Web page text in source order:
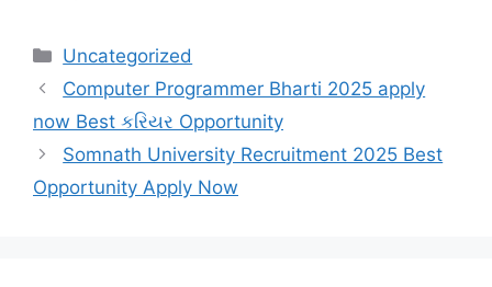
Categories
Uncategorized
Computer Programmer Bharti 2025 apply
now Best કરિયર Opportunity
Somnath University Recruitment 2025 Best
Opportunity Apply Now